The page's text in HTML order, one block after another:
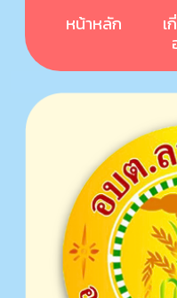
หน้าหลัก
เ